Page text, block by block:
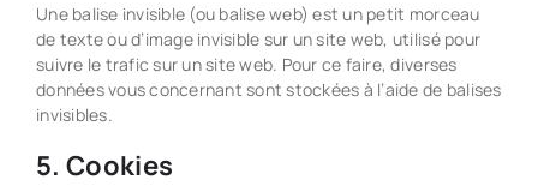
Une balise invisible (ou balise web) est un petit morceau
de texte ou d’image invisible sur un site web, utilisé pour
suivre le trafic sur un site web. Pour ce faire, diverses
données vous concernant sont stockées à l’aide de balises
invisibles.
5. Cookies